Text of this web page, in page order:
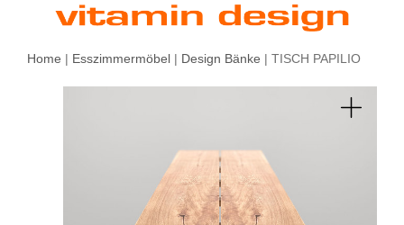
Home | Esszimmermöbel | Design Bänke | TISCH PAPILIO